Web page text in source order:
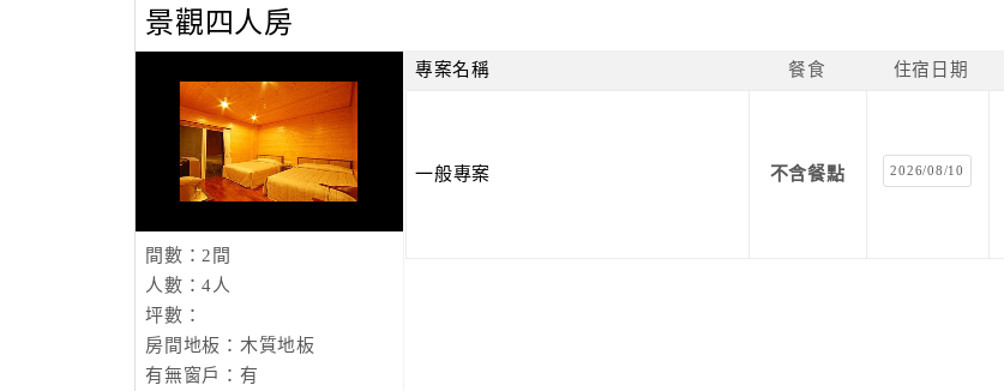
景觀四人房
間數：2間
人數：4人
坪數：
房間地板：木質地板
有無窗戶：有
專案名稱 餐食 住宿日期
一般專案 不含餐點 2026/08/10